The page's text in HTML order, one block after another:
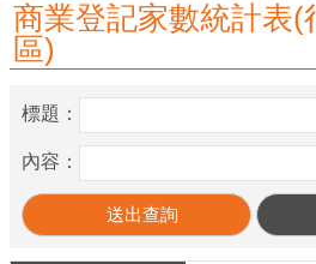
公
告
關
商業登記家數統計表(
區)
標題：
內容：